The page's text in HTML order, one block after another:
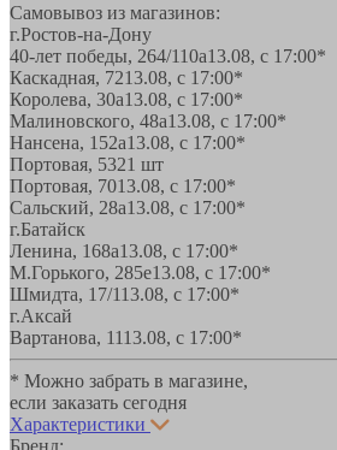
Самовывоз из магазинов:
г.Ростов-на-Дону
40-лет победы, 264/110а13.08, с 17:00*
Каскадная, 7213.08, с 17:00*
Королева, 30а13.08, с 17:00*
Малиновского, 48а13.08, с 17:00*
Нансена, 152а13.08, с 17:00*
Портовая, 5321 шт
Портовая, 7013.08, с 17:00*
Сальский, 28a13.08, с 17:00*
г.Батайск
Ленина, 168а13.08, с 17:00*
М.Горького, 285е13.08, с 17:00*
Шмидта, 17/113.08, с 17:00*
г.Аксай
Вартанова, 1113.08, с 17:00*
* Можно забрать в магазине,
если заказать сегодня
Характеристики
Бренд: